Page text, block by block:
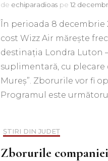
de echiparadioas pe 12
În perioada 8 decembrie
cost Wizz Air măreşte
destinația Londra Luton
suplimentară, cu plecare
Mureș”. Zborurile vor fi
Programul este
ȘTIRI DIN JUDEȚ
Zborurile